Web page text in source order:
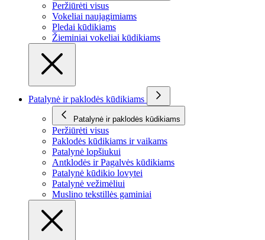
Peržiūrėti visus
Vokeliai naujagimiams
Pledai kūdikiams
Žieminiai vokeliai kūdikiams
Patalynė ir paklodės kūdikiams
Patalynė ir paklodės kūdikiams
Peržiūrėti visus
Paklodės kūdikiams ir vaikams
Patalynė lopšiukui
Antklodės ir Pagalvės kūdikiams
Patalynė kūdikio lovytei
Patalynė vežimėliui
Muslino tekstillės gaminiai